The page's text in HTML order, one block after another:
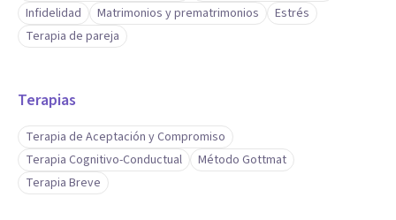
Infidelidad
Matrimonios y prematrimonios
Estrés
Terapia de pareja
Terapias
Terapia de Aceptación y Compromiso
Terapia Cognitivo-Conductual
Método Gottmat
Terapia Breve